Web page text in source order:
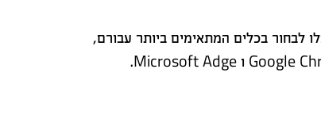
לבחור בכלים המתאימים ביותר עבורם,